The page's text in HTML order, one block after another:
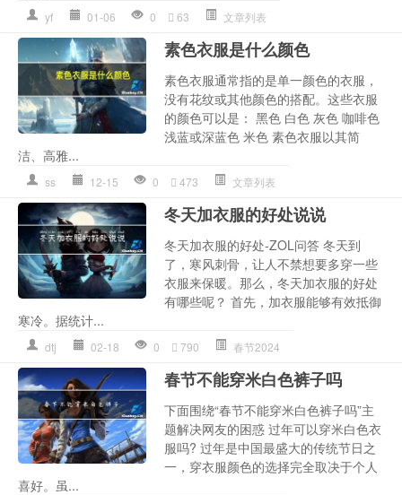
yf 01-06 0 63 文章列表
素色衣服是什么颜色
素色衣服通常指的是单一颜色的衣服，
没有花纹或其他颜色的搭配。这些衣服
的颜色可以是： 黑色 白色 灰色 咖啡色
浅蓝或深蓝色 米色 素色衣服以其简
洁、高雅...
ss 12-15 0 473 文章列表
冬天加衣服的好处说说
冬天加衣服的好处-ZOL问答 冬天到
了，寒风刺骨，让人不禁想要多穿一些
衣服来保暖。那么，冬天加衣服的好处
有哪些呢？ 首先，加衣服能够有效抵御
寒冷。据统计...
dtj 02-18 0 790 春节2024
春节不能穿米白色裤子吗
下面围绕“春节不能穿米白色裤子吗”主
题解决网友的困惑 过年可以穿米白色衣
服吗? 过年是中国最盛大的传统节日之
一，穿衣服颜色的选择完全取决于个人
喜好。虽...